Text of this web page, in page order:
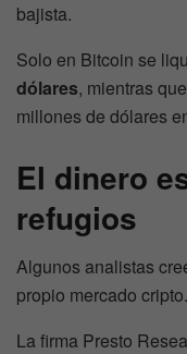
bajista.
Solo en Bitcoin se
dólares, mientras que
millones de dólares
El dinero
refugios
Algunos analistas
propio mercado cripto.
La firma Presto